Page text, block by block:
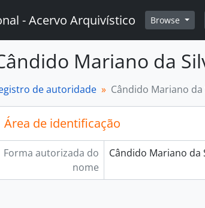
- Acervo Arquivístico Browse
Mariano da
de autoridade Cândido Mariano da
Área de identificação
Forma autorizada do
nome
Cândido Mariano da